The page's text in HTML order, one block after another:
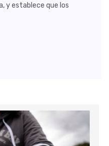
y establece que los